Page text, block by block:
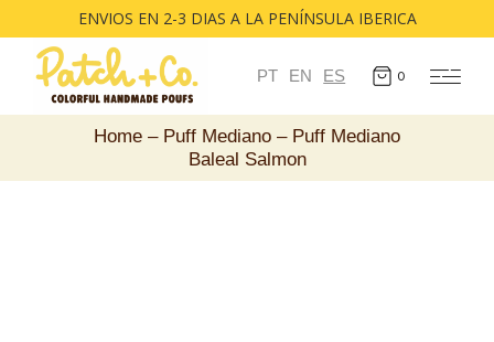
ENVIOS EN 2-3 DIAS A LA PENÍNSULA IBERICA
PT EN ES 0
Home Puff Mediano
Puff Mediano
Baleal Salmon